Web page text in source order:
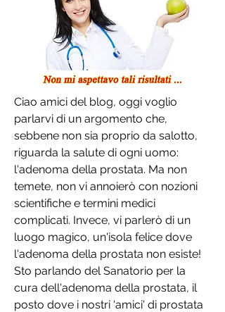
Ciao amici del blog, oggi voglio
parlarvi di un argomento che,
sebbene non sia proprio da salotto,
riguarda la salute di ogni uomo:
l'adenoma della prostata. Ma non
temete, non vi annoierò con nozioni
scientifiche e termini medici
complicati. Invece, vi parlerò di un
luogo magico, un'isola felice dove
l'adenoma della prostata non esiste!
Sto parlando del Sanatorio per la
cura dell'adenoma della prostata, il
posto dove i nostri 'amici' di prostata